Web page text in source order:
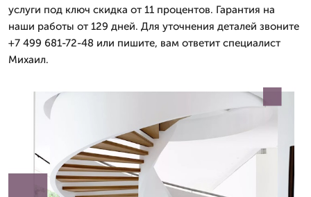
услуги под ключ скидка от 11 процентов. Гарантия на
наши работы от 129 дней. Для уточнения деталей звоните
+7 499 681-72-48 или пишите, вам ответит специалист
Михаил.